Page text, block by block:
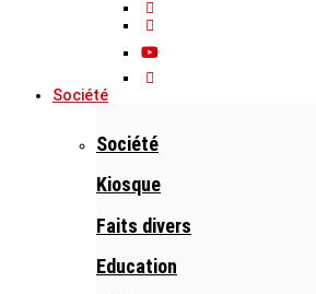
Société
Société
Kiosque
Faits divers
Education